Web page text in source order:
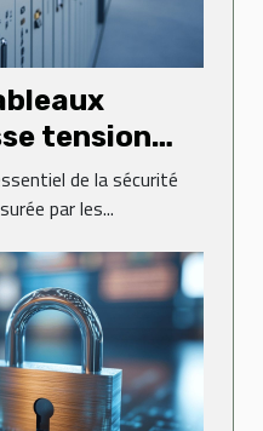
tension
de la sécurité
par les...